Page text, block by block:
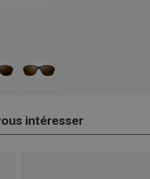
intéresser